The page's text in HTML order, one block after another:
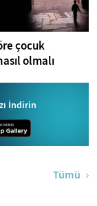
çocuk
olmalı
İndirin
Tümü